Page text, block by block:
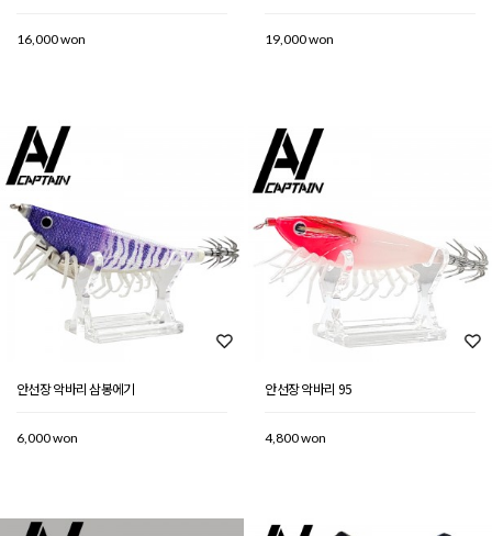
16,000 won 19,000 won
안선장 악바리 삼봉에기
6,000 won
안선장 악바리 95
4,800 won